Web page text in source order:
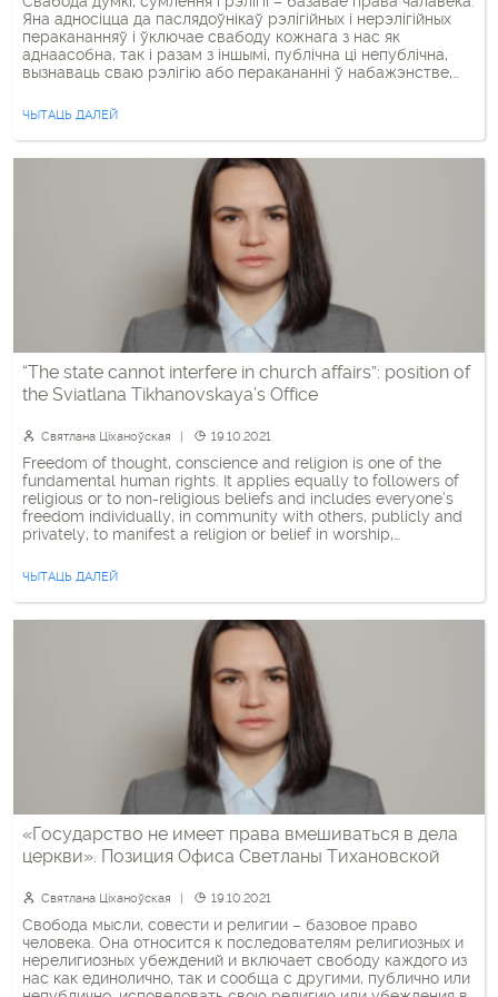
Яна адносіцца да паслядоўнікаў рэлігійных і нерэлігійных
перакананняў і ўключае свабоду кожнага з нас як
аднаасобна, так i разам з iншымi, публічна ці непублічна,
вызнаваць сваю рэлігію або перакананні ў набажэнстве,
Гэта прапісана і ў Міжнародным пакце аб […]
ЧЫТАЦЬ ДАЛЕЙ
“The state cannot interfere in church affairs”: position of
the Sviatlana Tikhanovskaya’s Office
Святлана Ціханоўская 19.10.2021
Freedom of thought, conscience and religion is one of the
fundamental human rights. It applies equally to followers of
religious or to non-religious beliefs and includes everyone’s
freedom individually, in community with others, publicly and
privately, to manifest a religion or belief in worship,
International […]
ЧЫТАЦЬ ДАЛЕЙ
«Государство не имеет права вмешиваться в дела
церкви». Позиция Офиса Светланы Тихановской
Святлана Ціханоўская 19.10.2021
Свобода мысли, совести и религии – базовое право
человека. Она относится к последователям религиозных и
нерелигиозных убеждений и включает свободу каждого из
нас как единолично, так и сообща с другими, публично или